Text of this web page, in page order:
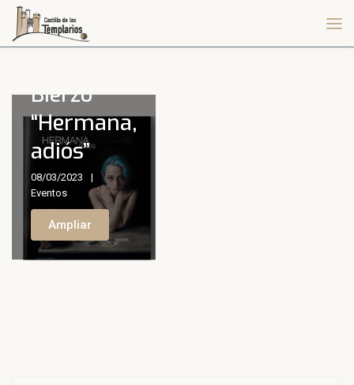
Exposición
Bierzo
“Hermana,
adiós”
08/03/2023
Eventos
Ampliar